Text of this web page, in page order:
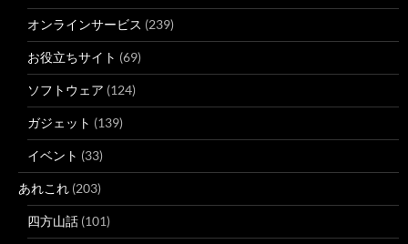
オンラインサービス (239)
お役立ちサイト (69)
ソフトウェア (124)
ガジェット (139)
イベント (33)
あれこれ (203)
四方山話 (101)